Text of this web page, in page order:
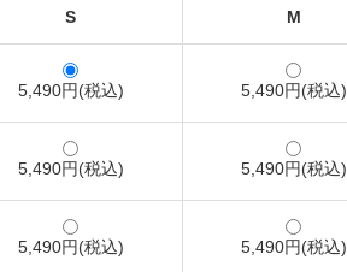
S M
5,490円(税込) 5,490円(税込)
5,490円(税込) 5,490円(税込)
5,490円(税込) 5,490円(税込)